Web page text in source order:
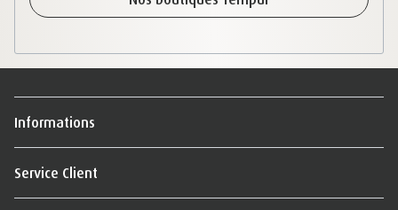
Informations
Service Client